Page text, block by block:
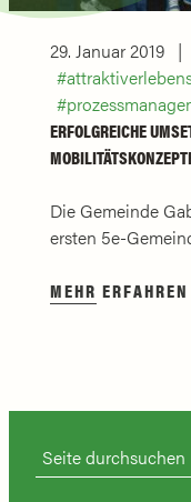
29. Januar 2019
ERFOLGREICHE
Die Gemeinde
ersten 5e-
MEHR ERFAHREN